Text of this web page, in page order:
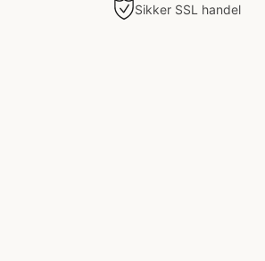
Sikker SSL handel